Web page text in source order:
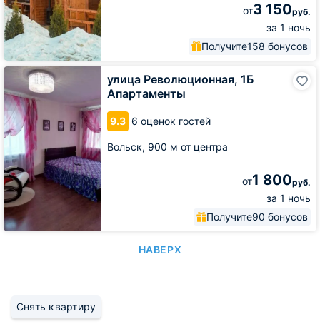
от3 150руб.
за 1 ночь
Получите158 бонусов
улица Революционная, 1Б
Апартаменты
9.3 6 оценок гостей
Вольск, 900 м от центра
от1 800руб.
за 1 ночь
Получите90 бонусов
улица
Революционная,
1Б
Апартаменты
НАВЕРХ
Снять квартиру